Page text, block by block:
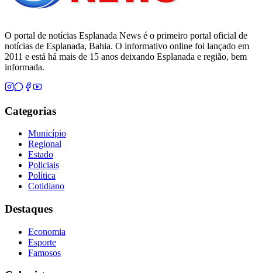
O portal de notícias Esplanada News é o primeiro portal oficial de
notícias de Esplanada, Bahia. O informativo online foi lançado em
2011 e está há mais de 15 anos deixando Esplanada e região, bem
informada.
Categorias
Município
Regional
Estado
Policiais
Política
Cotidiano
Destaques
Economia
Esporte
Famosos